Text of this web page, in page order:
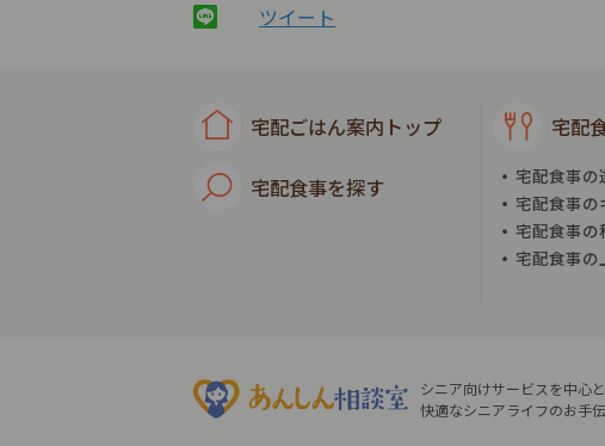
ツイート
宅配ごはん案内トップ
宅配食事を探す
宅配
宅配食事の
宅配食事の
宅配食事の
宅配食事の
シニア向けサービスを中心
快適なシニアライフのお手伝